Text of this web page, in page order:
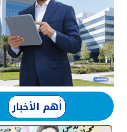
أهم الأخبار